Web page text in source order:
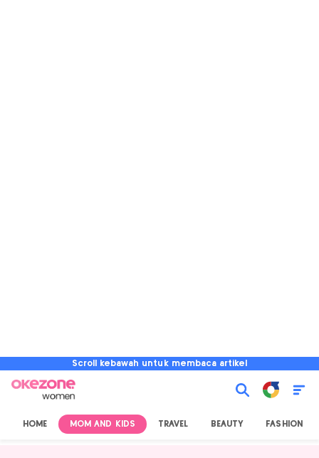
Scroll kebawah untuk membaca artikel
HOME MOM AND KIDS TRAVEL BEAUTY FASHION